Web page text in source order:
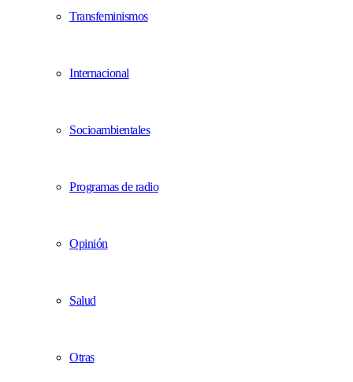
Transfeminismos
Internacional
Socioambientales
Programas de radio
Opinión
Salud
Otras